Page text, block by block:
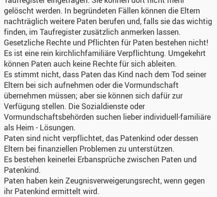
gelöscht werden. In begründeten Fällen können die Eltern
nachträglich weitere Paten berufen und, falls sie das wichtig
finden, im Taufregister zusätzlich anmerken lassen.
Gesetzliche Rechte und Pflichten für Paten bestehen nicht!
Es ist eine rein kirchlichfamiliäre Verpflichtung. Umgekehrt
können Paten auch keine Rechte für sich ableiten.
Es stimmt nicht, dass Paten das Kind nach dem Tod seiner
Eltern bei sich aufnehmen oder die Vormundschaft
übernehmen müssen; aber sie können sich dafür zur
Verfügung stellen. Die Sozialdienste oder
Vormundschaftsbehörden suchen lieber individuell-familiäre
als Heim - Lösungen.
Paten sind nicht verpflichtet, das Patenkind oder dessen
Eltern bei finanziellen Problemen zu unterstützen.
Es bestehen keinerlei Erbansprüche zwischen Paten und
Patenkind.
Paten haben kein Zeugnisverweigerungsrecht, wenn gegen
ihr Patenkind ermittelt wird.